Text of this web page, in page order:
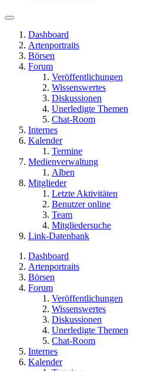
Dashboard
Artenportraits
Börsen
Forum
Veröffentlichungen
Wissenswertes
Diskussionen
Unerledigte Themen
Chat-Room
Internes
Kalender
Termine
Medienverwaltung
Alben
Mitglieder
Letzte Aktivitäten
Benutzer online
Team
Mitgliedersuche
Link-Datenbank
Dashboard
Artenportraits
Börsen
Forum
Veröffentlichungen
Wissenswertes
Diskussionen
Unerledigte Themen
Chat-Room
Internes
Kalender